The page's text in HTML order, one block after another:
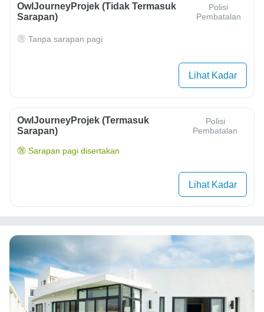
OwlJourneyProjek (Tidak Termasuk
Sarapan)
Polisi
Pembatalan
Tanpa sarapan pagi
Lihat Kadar
OwlJourneyProjek (Termasuk
Sarapan)
Polisi
Pembatalan
Sarapan pagi disertakan
Lihat Kadar